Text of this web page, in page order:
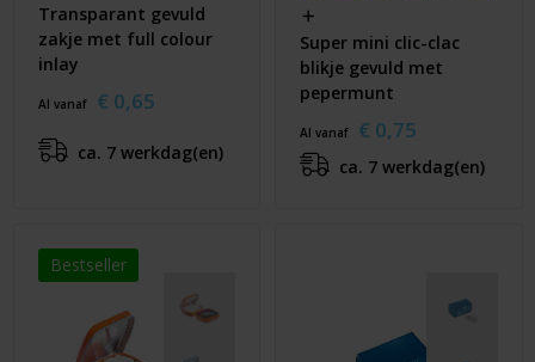
Transparant gevuld
zakje met full colour
inlay
Al vanaf € 0,65
ca. 7 werkdag(en)
Super mini clic-clac
blikje gevuld met
pepermunt
Al vanaf € 0,75
ca. 7 werkdag(en)
Bestseller